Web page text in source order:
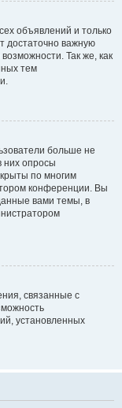
объявлений и только
достаточно важную
Так же, как
тем
больше не
них опросы
по многим
конференции. Вы
вами темы, в
связанные с
установленных